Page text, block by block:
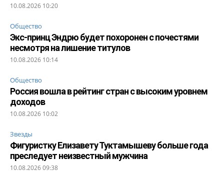
10.08.2026 10:20
Общество
Экс-принц Эндрю будет похоронен с почестями
несмотря на лишение титулов
10.08.2026 10:14
Общество
Россия вошла в рейтинг стран с высоким уровнем
доходов
10.08.2026 10:02
Звезды
Фигуристку Елизавету Туктамышеву больше года
преследует неизвестный мужчина
10.08.2026 09:38